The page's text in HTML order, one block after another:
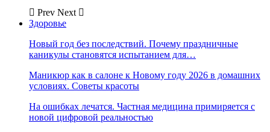
Prev Next
Здоровье
Новый год без последствий. Почему праздничные
каникулы становятся испытанием для…
Маникюр как в салоне к Новому году 2026 в домашних
условиях. Советы красоты
На ошибках лечатся. Частная медицина примиряется с
новой цифровой реальностью